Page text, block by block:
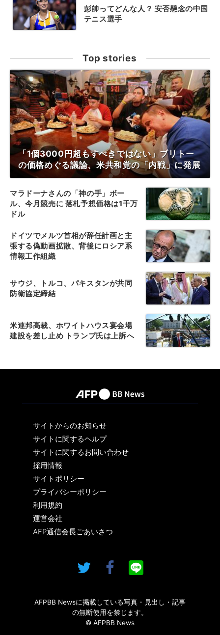
彭帥ってどんな人？ 安否懸念の中国
テニス選手
Top stories
「1個3000円超もすべきではない」ブリトー
の価格めぐる議論、米共和党の「内戦」に発展
マラドーナさんの「神の手」ボー
ル、今月競売に 落札予想価格は1千万
ドル
ドイツでメルツ首相が辞任計画と主
張する偽動画拡散、背後にロシア系
情報工作組織
サウジ、トルコ、パキスタンが共同
防衛協定締結
米連邦高裁、ホワイトハウス宴会場
建設を差し止め トランプ氏は上訴へ
サイトからのお知らせ
サイトに関するヘルプ
サイトに関するお問い合わせ
採用情報
サイトポリシー
プライバシーポリシー
利用規約
運営会社
AFP通信会長ごあいさつ
AFPBB Newsに掲載している写真・見出し・記事
の無断使用を禁じます。
© AFPBB News